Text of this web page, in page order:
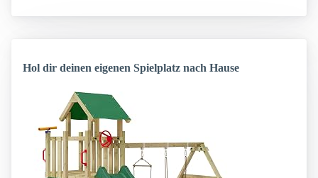
Hol dir deinen eigenen Spielplatz nach Hause